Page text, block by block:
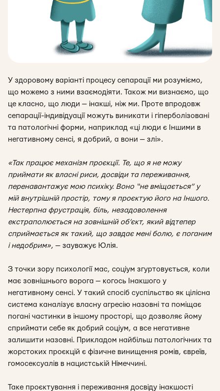
У здоровому варіанті процесу сепарації ми розуміємо,
що можемо з ними взаємодіяти. Також ми визнаємо, що
це класно, що люди — інакші, ніж ми. Проте впродовж
сепарації-індивідуації можуть виникати і гіперболізовані
та патологічні форми, наприклад «ці люди є Іншими в
негативному сенсі, я добрий, а вони — злі».
«Так працює механізм проєкції. Те, що я не можу
приймати як власні риси, досвіди та переживання,
перенавантажує мою психіку. Воно “не вміщається” у
мій внутрішній простір, тому я проєктую його на Іншого.
Нестерпна фрустрація, біль, незадоволення
екстраполюється на зовнішній об’єкт, який відтепер
сприймається як такий, що завдає мені болю, є поганим
і недобрим», — зауважує Юлія.
З точки зору психології мас, соціум згуртовується, коли
має зовнішнього ворога — когось Інакшого у
негативному сенсі. У такий спосіб суспільство як цілісна
система каналізує власну агресію назовні та поміщає
погані частинки в іншому просторі, що дозволяє йому
сприймати себе як добрий соціум, а все негативне
залишити назовні. Прикладом найбільш патологічних та
жорстоких проєкцій є фізичне винищення ромів, євреїв,
гомосексуалів в нацистській Німеччині.
Таке проєктування і переживання досвіду інакшості